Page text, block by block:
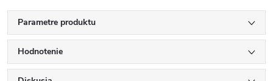
Parametre produktu
Hodnotenie